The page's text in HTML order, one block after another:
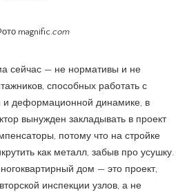
magnific. com
сейчас — не нормативы и не
способных работать с
и деформационной динамике, в
вынужден закладывать в проект
потому что на стройке
как металл, забыв про усушку.
дом — это проект,
инспекции узлов, а не